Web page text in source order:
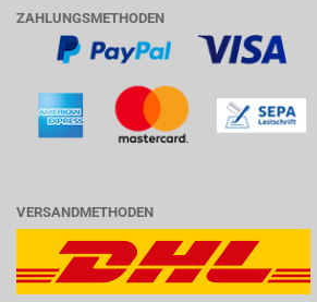
ZAHLUNGSMETHODEN
VERSANDMETHODEN